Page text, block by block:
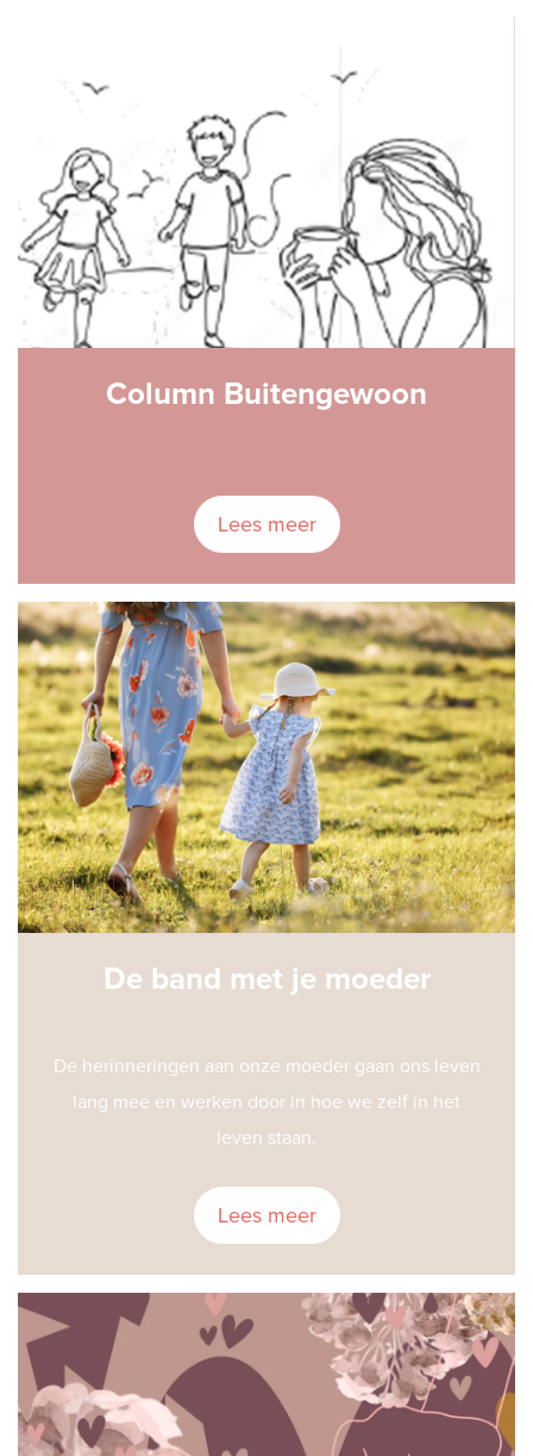
Column Buitengewoon
Lees meer
De band met je moeder
De herinneringen aan onze moeder gaan ons leven
lang mee en werken door in hoe we zelf in het
leven staan.
Lees meer